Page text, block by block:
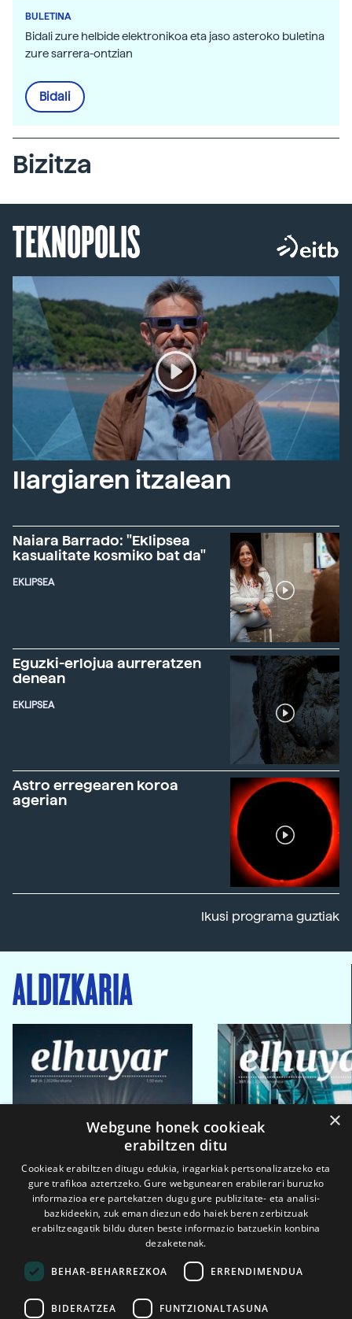
BULETINA
Bidali zure helbide elektronikoa eta jaso asteroko buletina
zure sarrera-ontzian
Bidali
Bizitza
TEKNOPOLIS
Ilargiaren itzalean
Naiara Barrado: "Eklipsea
kasualitate kosmiko bat da"
EKLIPSEA
Eguzki-erlojua aurreratzen
denean
EKLIPSEA
Astro erregearen koroa
agerian
Ikusi programa guztiak
ALDIZKARIA
2026ko eka. 1a 2026ko mar. 1a
×
Webgune honek cookieak
erabiltzen ditu
Cookieak erabiltzen ditugu edukia, iragarkiak pertsonalizatzeko eta
gure trafikoa aztertzeko. Gure webgunearen erabilerari buruzko
informazioa ere partekatzen dugu gure publizitate- eta analisi-
bazkideekin, zuk eman diezun edo haiek beren zerbitzuak
erabiltzeagatik bildu duten beste informazio batzuekin konbina
dezaketenak.
BEHAR-BEHARREZKOA ERRENDIMENDUA
BIDERATZEA FUNTZIONALTASUNA